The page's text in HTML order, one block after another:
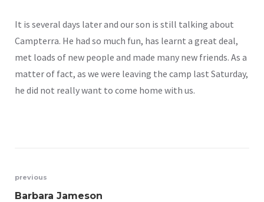
It is several days later and our son is still talking about
Campterra. He had so much fun, has learnt a great deal,
met loads of new people and made many new friends. As a
matter of fact, as we were leaving the camp last Saturday,
he did not really want to come home with us.
Bejegyzés
previous
Barbara Jameson